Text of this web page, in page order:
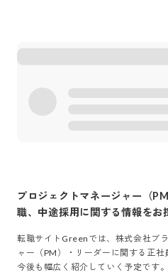
プロジェクトマネージャー（
職、中途採用に関する情報をお
転職サイトGreenでは、 株式会社ブ
ャー（PM）・リーダー に関する正
今後も幅広く紹介していく予定です